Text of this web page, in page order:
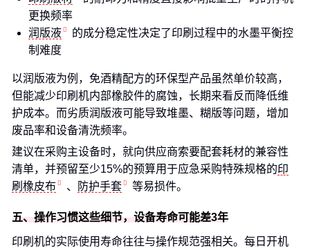
更换频率
润版液
的成分稳定性决定了印刷过程中的水墨平衡控
制难度
以润版液为例，免酒精配方的环保型产品虽然单价较高，
但能减少印刷机内部橡胶件的腐蚀，长期来看反而降低维
护成本。而劣质润版液可能导致堆墨、糊版等问题，增加
废品率和设备清洗频率。
建议在采购主设备时，就向供应商索要配套耗材的兼容性
清单，并预留至少15%的预算用于应急采购特殊规格的印
刷橡皮布
、 防护手套 等易损件。
五、操作习惯这些细节，设备寿命可能差3年
印刷机的实际使用寿命往往与操作规范强相关。每日开机